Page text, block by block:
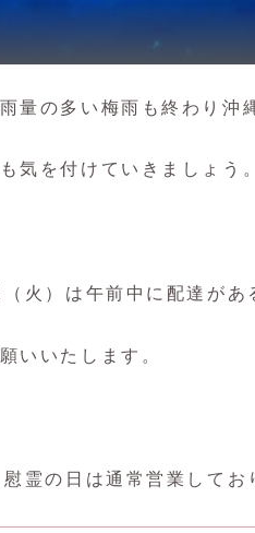
量の多い梅雨も終わり沖
気を付けていきましょう。
火）は午前中に配達があ
いいたします。
霊の日は通常営業してお